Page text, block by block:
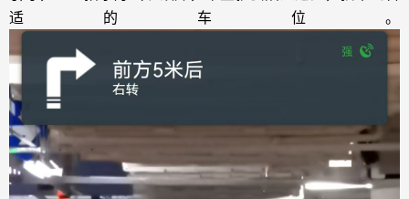
适的车位。